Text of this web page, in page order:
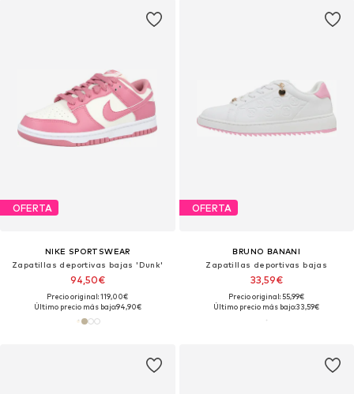
OFERTA
NIKE SPORTSWEAR
Zapatillas deportivas bajas 'Dunk'
94,50€
Precio original: 119,00€
Último precio más bajo:94,90€
OFERTA
BRUNO BANANI
Zapatillas deportivas bajas
33,59€
Precio original: 55,99€
Último precio más bajo:33,59€